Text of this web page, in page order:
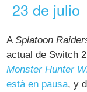
23 de julio
ASplatoon
actual de Switch
Monster Hunter
está en pausa, y